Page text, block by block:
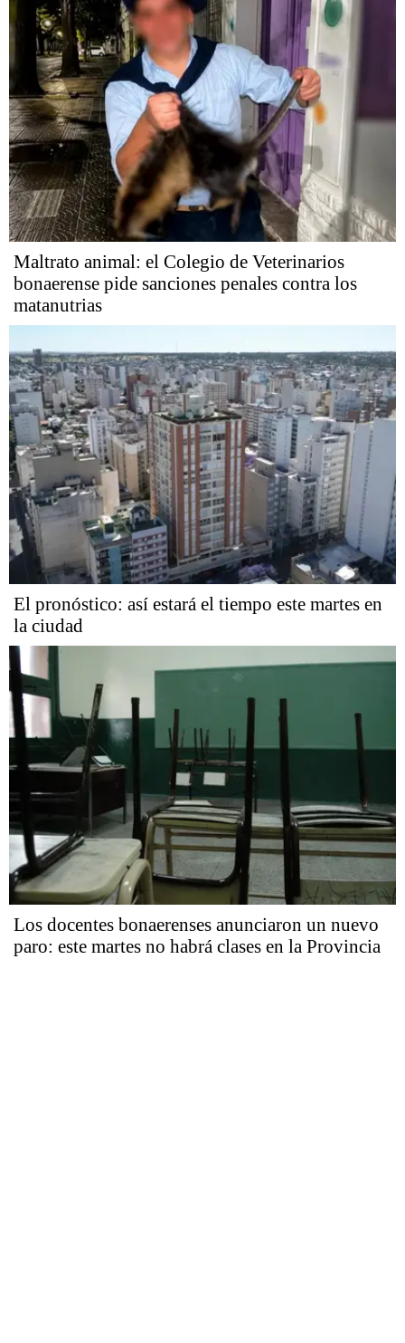
Maltrato animal: el Colegio de Veterinarios
bonaerense pide sanciones penales contra los
matanutrias
El pronóstico: así estará el tiempo este martes en
la ciudad
Los docentes bonaerenses anunciaron un nuevo
paro: este martes no habrá clases en la Provincia